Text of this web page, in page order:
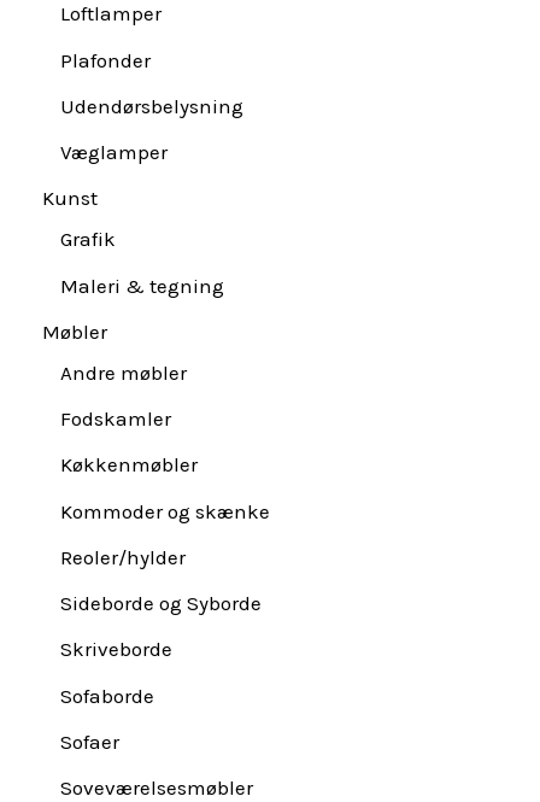
Loftlamper
Plafonder
Udendørsbelysning
Væglamper
Kunst
Grafik
Maleri & tegning
Møbler
Andre møbler
Fodskamler
Køkkenmøbler
Kommoder og skænke
Reoler/hylder
Sideborde og Syborde
Skriveborde
Sofaborde
Sofaer
Soveværelsesmøbler